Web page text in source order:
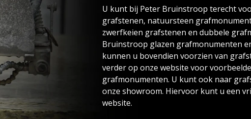
U kunt bij Peter Bruinstroop terecht
grafstenen, natuursteen
zwerfkeien grafstenen en dubbele
Bruinstroop glazen grafmonumenten
kunnen u bovendien voorzien van
verder op onze website voor
grafmonumenten. U kunt ook naar
onze showroom. Hiervoor kunt u een
website.